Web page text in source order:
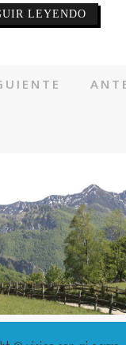
LEYENDO